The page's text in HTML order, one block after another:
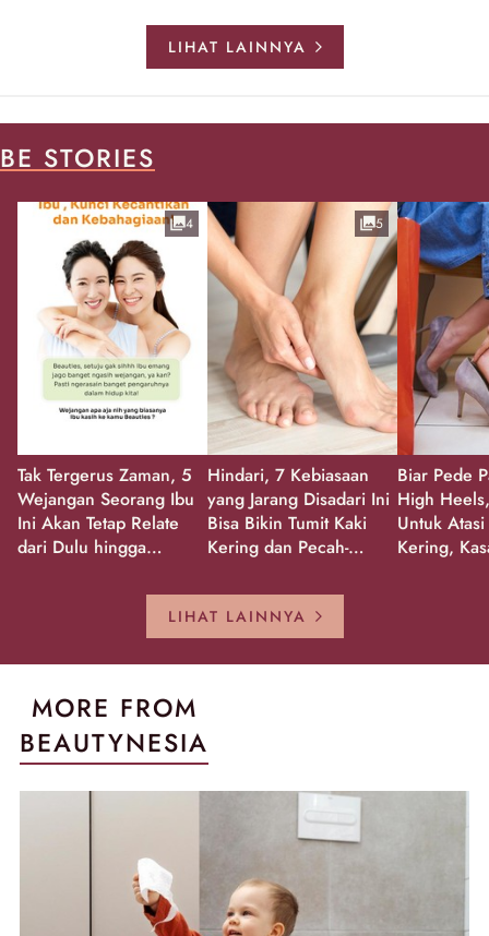
LIHAT LAINNYA
BE STORIES
Tak Tergerus Zaman, 5
Wejangan Seorang Ibu
Ini Akan Tetap Relate
dari Dulu hingga
4
Hindari, 7 Kebiasaan
yang Jarang Disadari Ini
Bisa Bikin Tumit Kaki
Kering dan Pecah-
5
Biar Pede
High
Untuk
Kering,
LIHAT LAINNYA
MORE FROM
BEAUTYNESIA